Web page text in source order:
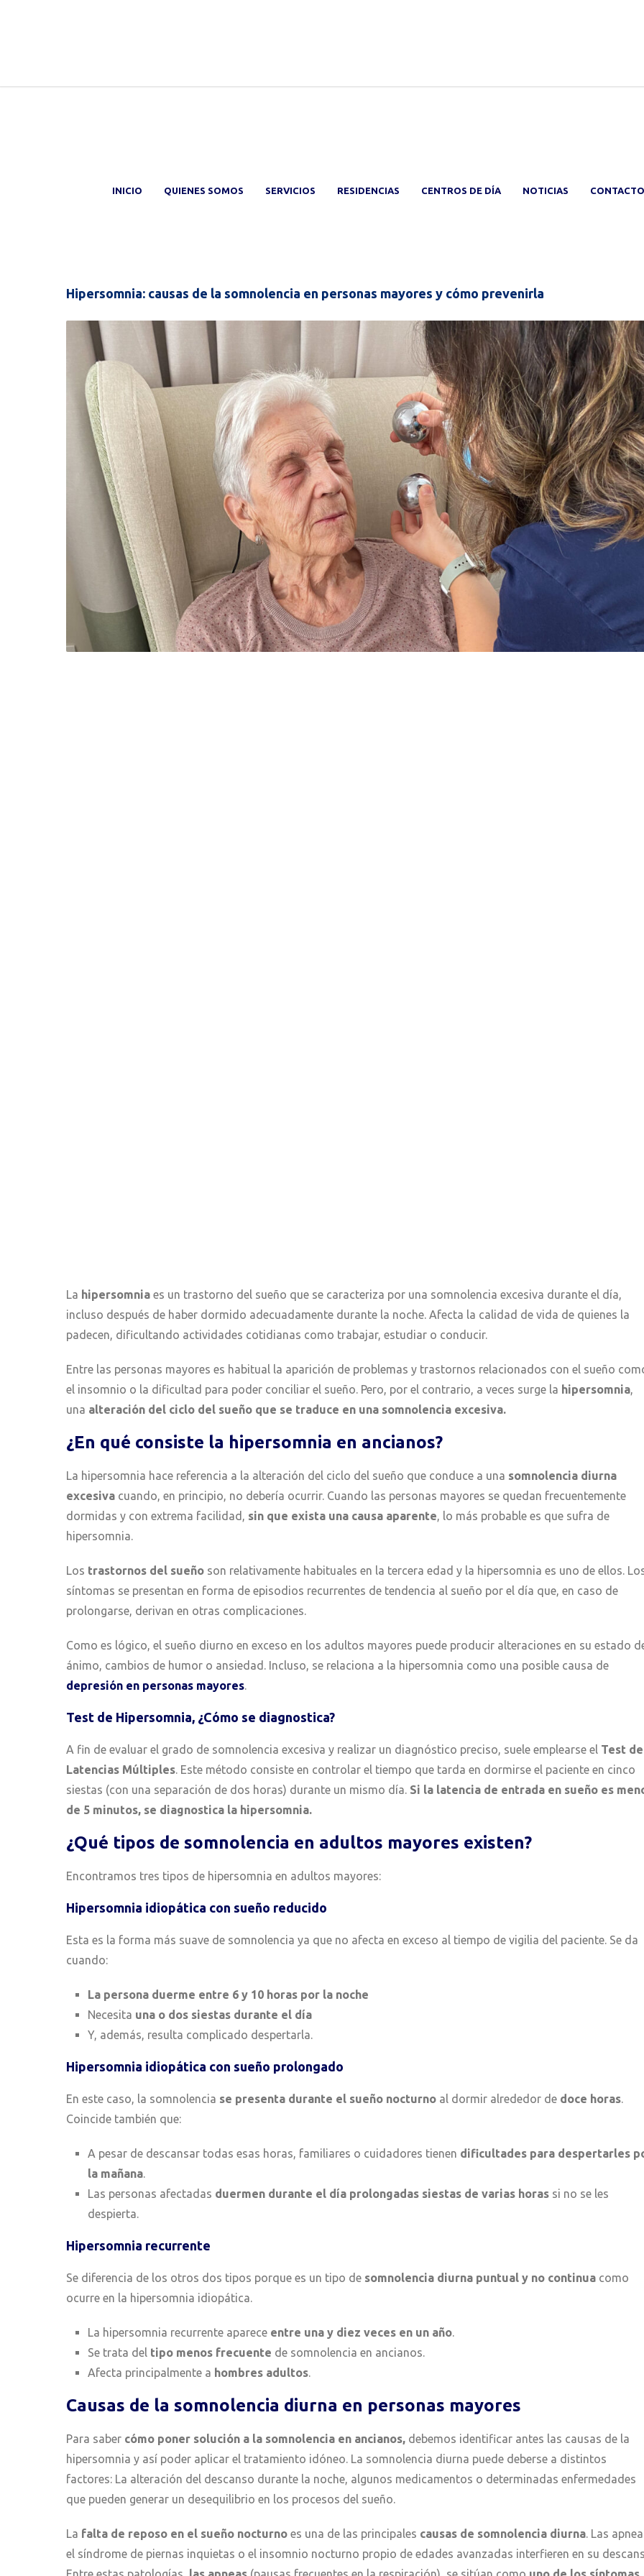
INICIO QUIENES SOMOS SERVICIOS RESIDENCIAS CENTROS DE DÍA NOTICIAS CONTACTO
Hipersomnia: causas de la somnolencia en personas mayores y cómo prevenirla
La hipersomnia es un trastorno del sueño que se caracteriza por una somnolencia excesiva durante el día,
incluso después de haber dormido adecuadamente durante la noche. Afecta la calidad de vida de quienes la
padecen, dificultando actividades cotidianas como trabajar, estudiar o conducir.
Entre las personas mayores es habitual la aparición de problemas y trastornos relacionados con el sueño
el insomnio o la dificultad para poder conciliar el sueño. Pero, por el contrario, a veces surge la hipersomnia,
una alteración del ciclo del sueño que se traduce en una somnolencia excesiva.
¿En qué consiste la hipersomnia en ancianos?
La hipersomnia hace referencia a la alteración del ciclo del sueño que conduce a una somnolencia diurna
excesiva cuando, en principio, no debería ocurrir. Cuando las personas mayores se quedan frecuentemente
dormidas y con extrema facilidad, sin que exista una causa aparente, lo más probable es que sufra de
hipersomnia.
Los trastornos del sueño son relativamente habituales en la tercera edad y la hipersomnia es uno de ellos.
síntomas se presentan en forma de episodios recurrentes de tendencia al sueño por el día que, en caso de
prolongarse, derivan en otras complicaciones.
Como es lógico, el sueño diurno en exceso en los adultos mayores puede producir alteraciones en su estado
ánimo, cambios de humor o ansiedad. Incluso, se relaciona a la hipersomnia como una posible causa de
depresión en personas mayores.
Test de Hipersomnia, ¿Cómo se diagnostica?
A fin de evaluar el grado de somnolencia excesiva y realizar un diagnóstico preciso, suele emplearse el Test de
Latencias Múltiples. Este método consiste en controlar el tiempo que tarda en dormirse el paciente en cinco
siestas (con una separación de dos horas) durante un mismo día. Si la latencia de entrada en sueño es
de 5 minutos, se diagnostica la hipersomnia.
¿Qué tipos de somnolencia en adultos mayores existen?
Encontramos tres tipos de hipersomnia en adultos mayores:
Hipersomnia idiopática con sueño reducido
Esta es la forma más suave de somnolencia ya que no afecta en exceso al tiempo de vigilia del paciente. Se da
cuando:
La persona duerme entre 6 y 10 horas por la noche
Necesita una o dos siestas durante el día
Y, además, resulta complicado despertarla.
Hipersomnia idiopática con sueño prolongado
En este caso, la somnolencia se presenta durante el sueño nocturno al dormir alrededor de doce horas.
Coincide también que:
A pesar de descansar todas esas horas, familiares o cuidadores tienen dificultades para despertarles
la mañana.
Las personas afectadas duermen durante el día prolongadas siestas de varias horas si no se les
despierta.
Hipersomnia recurrente
Se diferencia de los otros dos tipos porque es un tipo de somnolencia diurna puntual y no continua como
ocurre en la hipersomnia idiopática.
La hipersomnia recurrente aparece entre una y diez veces en un año.
Se trata del tipo menos frecuente de somnolencia en ancianos.
Afecta principalmente a hombres adultos.
Causas de la somnolencia diurna en personas mayores
Para saber cómo poner solución a la somnolencia en ancianos, debemos identificar antes las causas de la
hipersomnia y así poder aplicar el tratamiento idóneo. La somnolencia diurna puede deberse a distintos
factores: La alteración del descanso durante la noche, algunos medicamentos o determinadas enfermedades
que pueden generar un desequilibrio en los procesos del sueño.
La falta de reposo en el sueño nocturno es una de las principales causas de somnolencia diurna. Las
el síndrome de piernas inquietas o el insomnio nocturno propio de edades avanzadas interfieren en su